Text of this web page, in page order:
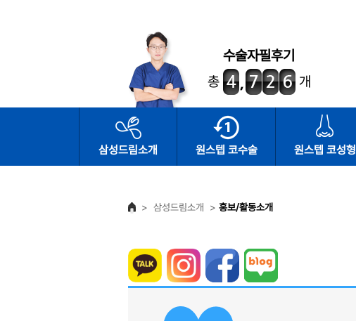
수술자필후기
총
개
삼성드림소개 원스텝 코수술 원스텝 코성형
> 삼성드림소개 > 홍보/활동소개